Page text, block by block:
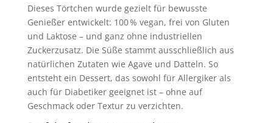
Dieses Törtchen wurde gezielt für bewusste
Genießer entwickelt: 100 % vegan, frei von Gluten
und Laktose – und ganz ohne industriellen
Zuckerzusatz. Die Süße stammt ausschließlich aus
natürlichen Zutaten wie Agave und Datteln. So
entsteht ein Dessert, das sowohl für Allergiker als
auch für Diabetiker geeignet ist – ohne auf
Geschmack oder Textur zu verzichten.